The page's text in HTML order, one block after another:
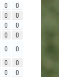
0
0
0
0
0
0
0
0
0
0
0
0
0
0